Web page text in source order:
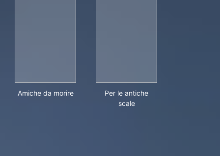
Amiche da morire
Per le antiche
scale